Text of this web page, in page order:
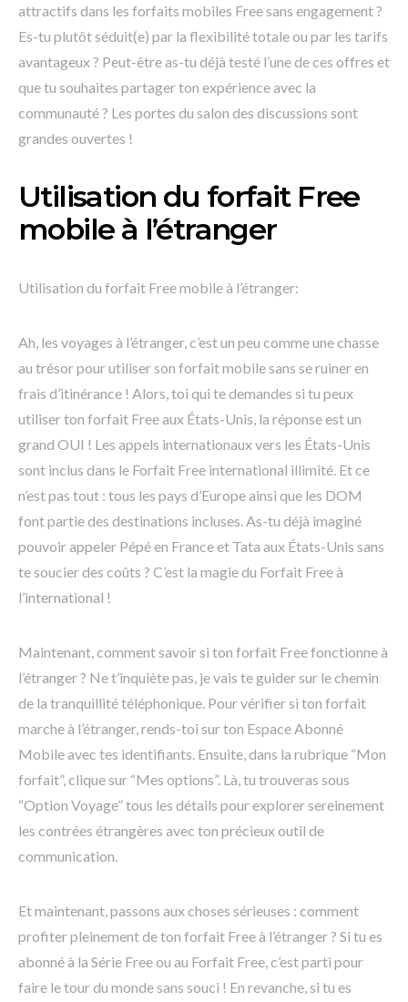
attractifs dans les forfaits mobiles Free sans engagement ?
Es-tu plutôt séduit(e) par la flexibilité totale ou par les tarifs
avantageux ? Peut-être as-tu déjà testé l’une de ces offres et
que tu souhaites partager ton expérience avec la
communauté ? Les portes du salon des discussions sont
grandes ouvertes !
Utilisation du forfait Free
mobile à l’étranger
Utilisation du forfait Free mobile à l’étranger:
Ah, les voyages à l’étranger, c’est un peu comme une chasse
au trésor pour utiliser son forfait mobile sans se ruiner en
frais d’itinérance ! Alors, toi qui te demandes si tu peux
utiliser ton forfait Free aux États-Unis, la réponse est un
grand OUI ! Les appels internationaux vers les États-Unis
sont inclus dans le Forfait Free international illimité. Et ce
n’est pas tout : tous les pays d’Europe ainsi que les DOM
font partie des destinations incluses. As-tu déjà imaginé
pouvoir appeler Pépé en France et Tata aux États-Unis sans
te soucier des coûts ? C’est la magie du Forfait Free à
l’international !
Maintenant, comment savoir si ton forfait Free fonctionne à
l’étranger ? Ne t’inquiète pas, je vais te guider sur le chemin
de la tranquillité téléphonique. Pour vérifier si ton forfait
marche à l’étranger, rends-toi sur ton Espace Abonné
Mobile avec tes identifiants. Ensuite, dans la rubrique “Mon
forfait”, clique sur “Mes options”. Là, tu trouveras sous
“Option Voyage” tous les détails pour explorer sereinement
les contrées étrangères avec ton précieux outil de
communication.
Et maintenant, passons aux choses sérieuses : comment
profiter pleinement de ton forfait Free à l’étranger ? Si tu es
abonné à la Série Free ou au Forfait Free, c’est parti pour
faire le tour du monde sans souci ! En revanche, si tu es